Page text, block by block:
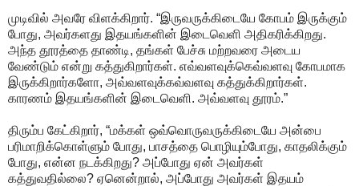
முடிவில் அவரே விளக்கிறார். “இருவருக்கிடையே கோபம் இருக்கும்
போது, அவர்களது இதயங்களின் இடைவெளி அதிகரிக்கிறது.
அந்த தூரத்தை தாண்டி, தங்கள் பேச்சு மற்றவரை அடைய
வேண்டும் என்று கத்துகிறார்கள். எவ்வளவுக்கெவ்வளவு கோபமாக
இருக்கிறார்களோ, அவ்வளவுக்கவ்வளவு கத்துக்கிறார்கள்.
காரணம் இதயங்களின் இடைவெளி. அவ்வளவு தூரம்.”
திரும்ப கேட்கிறார், “மக்கள் ஒவ்வொருவருக்கிடையே அன்பை
பரிமாறிக்கொள்ளும் போது, பாசத்தை பொழியும்போது, காதலிக்கும்
போது, என்ன நடக்கிறது? அப்போது ஏன் அவர்கள்
கத்துவதில்லை? ஏனென்றால், அப்போது அவர்கள் இதயம்